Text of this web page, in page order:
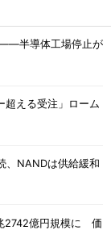
――半導体工場停止が
超える受注」ローム
、NANDは供給緩和
2742億円規模に 価